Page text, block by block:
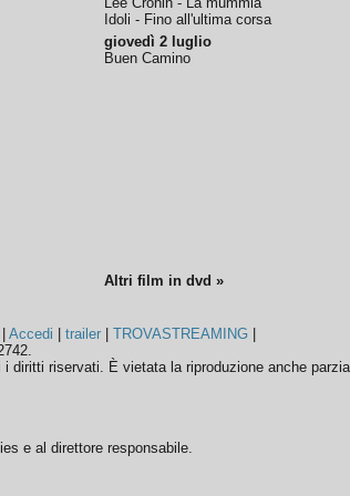
Idoli - Fino all'ultima corsa
giovedì 2 luglio
Buen Camino
Altri film in dvd »
|Accedi |trailer |TROVASTREAMING
diritti riservati. È vietata la riproduzione anche
e al direttore responsabile.